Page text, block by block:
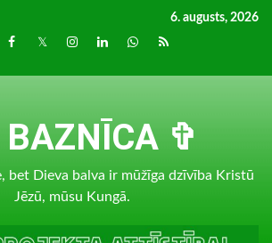
6. augusts, 2026
Facebook
TwitterInstagram
LinkedInwhatsapp
RSS
✞
bet Dieva balva ir mūžīga dzīvība Kristū
Jēzū, mūsu Kungā.